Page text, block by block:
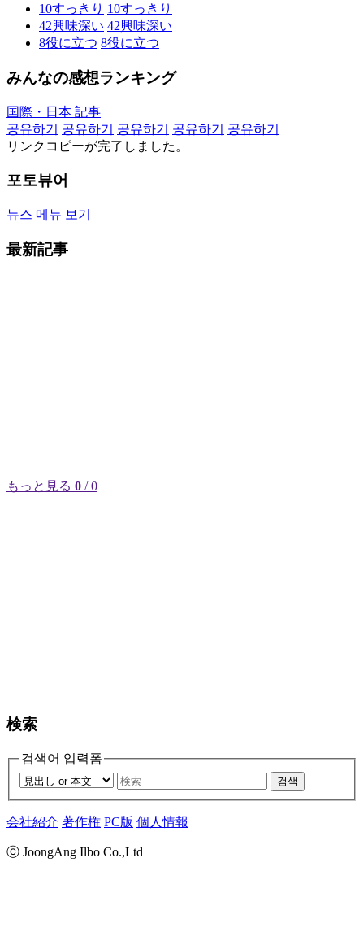
10すっきり 10すっきり
42興味深い 42興味深い
8役に立つ 8役に立つ
みんなの感想ランキング
国際・日本 記事
공유하기
공유하기 공유하기 공유하기
공유하기
リンクコピーが完了しました。
포토뷰어
뉴스 메뉴 보기
最新記事
もっと見る 0 / 0
検索
검색어 입력폼
검색
会社紹介 著作権 PC版 個人情報
ⓒ JoongAng Ilbo Co.,Ltd